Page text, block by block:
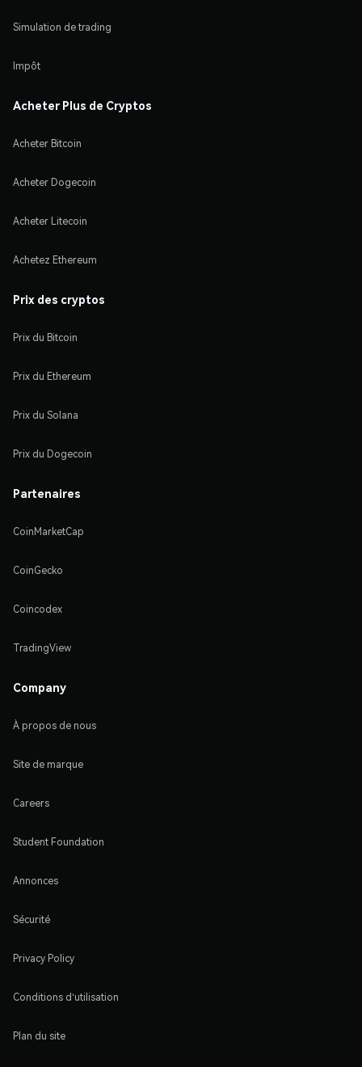
Simulation de trading
Impôt
Acheter Plus de Cryptos
Acheter Bitcoin
Acheter Dogecoin
Acheter Litecoin
Achetez Ethereum
Prix des cryptos
Prix du Bitcoin
Prix du Ethereum
Prix du Solana
Prix du Dogecoin
Partenaires
CoinMarketCap
CoinGecko
Coincodex
TradingView
Company
À propos de nous
Site de marque
Careers
Student Foundation
Annonces
Sécurité
Privacy Policy
Conditions d'utilisation
Plan du site